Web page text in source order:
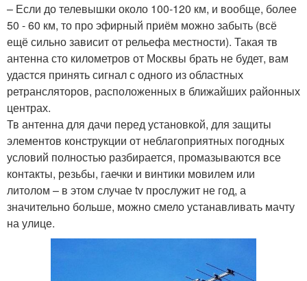
– Если до телевышки около 100-120 км, и вообще, более
50 - 60 км, то про эфирный приём можно забыть (всё
ещё сильно зависит от рельефа местности). Такая тв
антенна сто километров от Москвы брать не будет, вам
удастся принять сигнал с одного из областных
ретрансляторов, расположенных в ближайших районных
центрах.
Тв антенна для дачи перед установкой, для защиты
элементов конструкции от неблагоприятных погодных
условий полностью разбирается, промазываются все
контакты, резьбы, гаечки и винтики мовилем или
литолом – в этом случае tv прослужит не год, а
значительно больше, можно смело устанавливать мачту
на улице.